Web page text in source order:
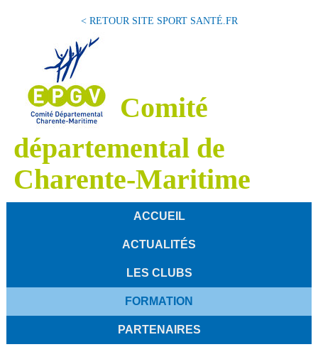
< RETOUR SITE SPORT SANTÉ.FR
Comité
départemental de
Charente-Maritime
ACCUEIL
ACTUALITÉS
LES CLUBS
FORMATION
PARTENAIRES